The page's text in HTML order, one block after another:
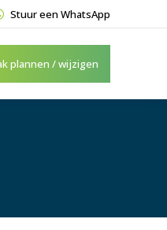
Stuur een WhatsApp
plannen / wijzigen